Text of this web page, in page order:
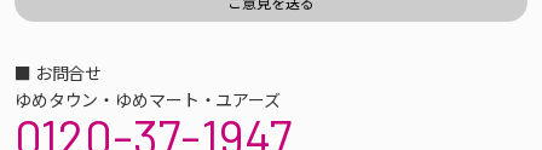
■ お問合せ
ゆめタウン・ゆめマート・ユアーズ
0120-37-1947